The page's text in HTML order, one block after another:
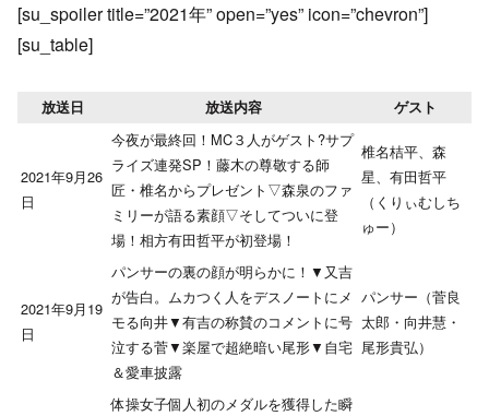
[su_spoiler title=”2021年” open=”yes” icon=”chevron”]
[su_table]
放送日 放送内容 ゲスト
2021年9月26
日
今夜が最終回！MC３人がゲスト?サプ
ライズ連発SP！藤木の尊敬する師
匠・椎名からプレゼント▽森泉のファ
ミリーが語る素顔▽そしてついに登
場！相方有田哲平が初登場！
椎名桔平、森
星、有田哲平
（くりぃむしち
ゅー）
2021年9月19
日
パンサーの裏の顔が明らかに！▼又吉
が告白。ムカつく人をデスノートにメ
モる向井▼有吉の称賛のコメントに号
泣する菅▼楽屋で超絶暗い尾形▼自宅
＆愛車披露
パンサー（菅良
太郎・向井慧・
尾形貴弘）
体操女子個人初のメダルを獲得した瞬